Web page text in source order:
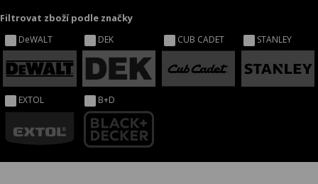
Filtrovat zboží podle značky
DeWALT DEK CUB CADET STANLEY
EXTOL B+D